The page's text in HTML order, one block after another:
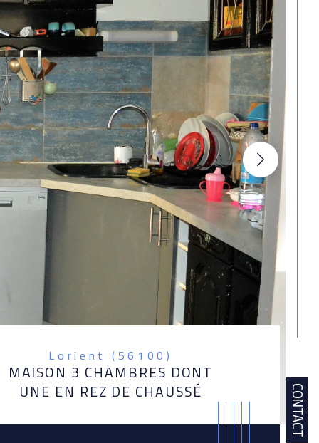
CONTACT
Lorient (56100)
MAISON 3 CHAMBRES DONT
UNE EN REZ DE CHAUSSÉ